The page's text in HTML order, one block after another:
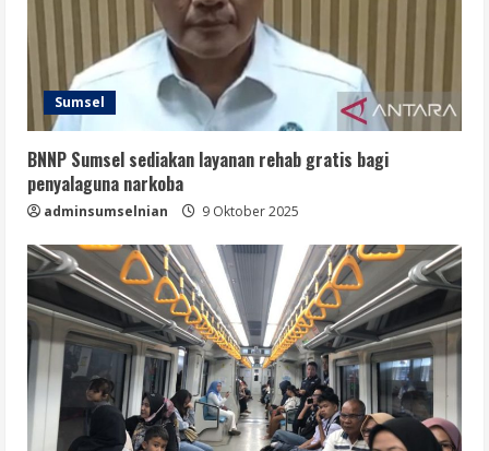
Sumsel
BNNP Sumsel sediakan layanan rehab gratis bagi
penyalaguna narkoba
adminsumselnian 9 Oktober 2025